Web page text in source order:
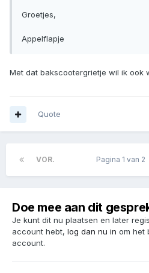
Groetjes,
Appelflapje
Met dat bakscootergrietje wil ik ook
Quote
VOR. Pagina 1 van 2
Doe mee aan dit
Je kunt dit nu plaatsen en later
account hebt, log dan nu in om het
account.